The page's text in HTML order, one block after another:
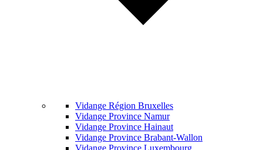
Vidange Région Bruxelles
Vidange Province Namur
Vidange Province Hainaut
Vidange Province Brabant-Wallon
Vidange Province Luxembourg